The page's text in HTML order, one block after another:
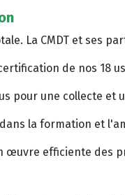
La CMDT et ses
de nos 18
pour une collecte et
la formation et
œuvre efficiente des